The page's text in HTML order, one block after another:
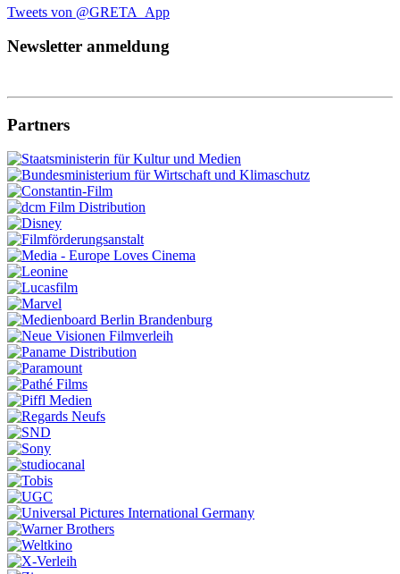
Tweets von @GRETA_App
Newsletter anmeldung
Partners